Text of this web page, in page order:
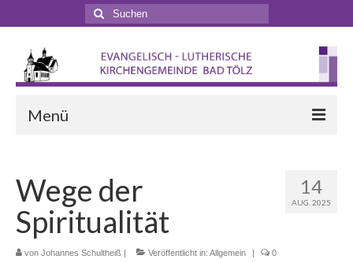
Suchen
nach:
Menü
Veranstaltungen
Terminkalender
Gottesdienste
14
AUG. 2025
Wege der
Spiritualität
von Johannes Schultheiß Veröffentlicht in: Allgemein 0